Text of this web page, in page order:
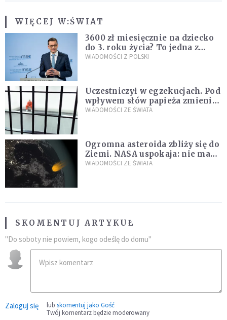
WIĘCEJ W:ŚWIAT
3600 zł miesięcznie na dziecko
do 3. roku życia? To jedna z
propozycji programu "Rozwój
WIADOMOŚCI Z POLSKI
Uczestniczył w egzekucjach. Pod
wpływem słów papieża zmienił
zdanie
WIADOMOŚCI ZE ŚWIATA
Ogromna asteroida zbliży się do
Ziemi. NASA uspokaja: nie ma
zagrożenia
WIADOMOŚCI ZE ŚWIATA
SKOMENTUJ ARTYKUŁ
"Do soboty nie powiem, kogo odeślę do domu"
Zaloguj się lub skomentuj jako Gość
Twój komentarz będzie moderowany